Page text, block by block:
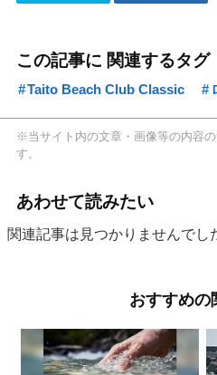
この記事に 関連するタグ
Taito Beach Club Classic
※当サイト内の文章・画像等の内容
す。
あわせて読みたい
関連記事は見つかりませんでし
おすすめの